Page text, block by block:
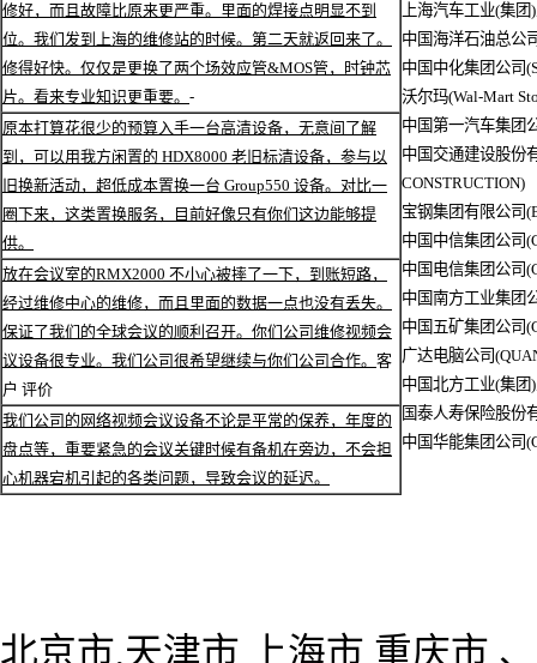
修好，而且故障比原来更严重。里面的焊接点明显不到
位。我们发到上海的维修站的时候。第二天就返回来了。
修得好快。仅仅是更换了两个场效应管&MOS管，时钟芯
片。看来专业知识更重要。 -
原本打算花很少的预算入手一台高清设备，无意间了解
到，可以用我方闲置的 HDX8000 老旧标清设备，参与以
旧换新活动，超低成本置换一台 Group550 设备。对比一
圈下来，这类置换服务，目前好像只有你们这边能够提
供。
放在会议室的RMX2000 不小心被摔了一下，到账短路，
经过维修中心的维修，而且里面的数据一点也没有丢失。
保证了我们的全球会议的顺利召开。你们公司维修视频会
议设备很专业。我们公司很希望继续与你们公司合作。 客
户 评价
我们公司的网络视频会议设备不论是平常的保养，年度的
盘点等，重要紧急的会议关键时候有备机在旁边，不会担
心机器宕机引起的各类问题，导致会议的延迟。
上海汽车工业(集
中国海洋石油总公
中国中化集团公司
沃尔玛(Wal-Mart
中国第一汽车集团
中国交通建设股份
CONSTRUCTION)
宝钢集团有限公司
中国中信集团公司
中国电信集团公司
中国南方工业集团
中国五矿集团公司
广达电脑公司
中国北方工业(集团)
国泰人寿保险股份
中国华能集团公司
北京市,天津市 上海市 重庆市